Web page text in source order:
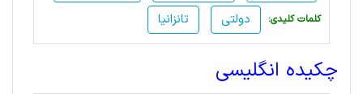
تانزانیا
دولتی :کلمات کلیدی
چکیده انگلیسی